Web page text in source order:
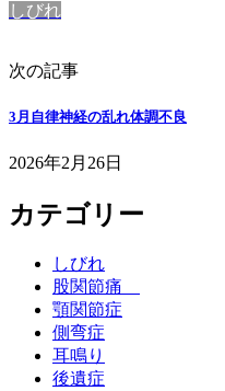
しびれ
次の記事
3月自律神経の乱れ体調不良
2026年2月26日
カテゴリー
しびれ
股関節痛
顎関節症
側弯症
耳鳴り
後遺症